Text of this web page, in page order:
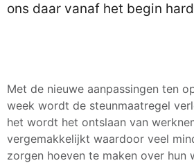
ons daar vanaf het begin
Met de nieuwe aanpassingen ten
week wordt de steunmaatregel
het wordt het ontslaan van
vergemakkelijkt waardoor veel
zorgen hoeven te maken over hun